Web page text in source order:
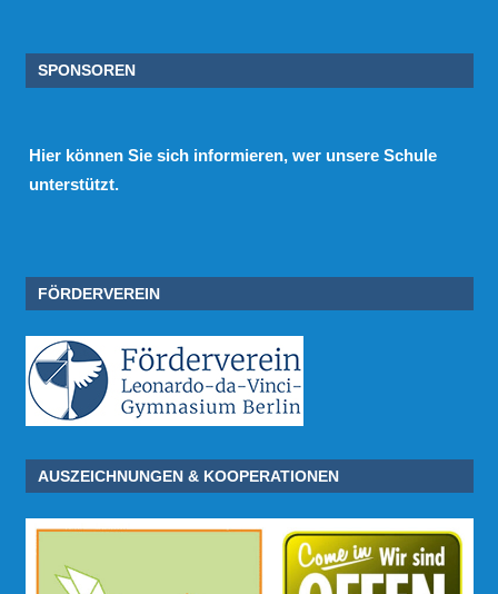
SPONSOREN
Hier können Sie sich informieren, wer unsere Schule
unterstützt.
FÖRDERVEREIN
AUSZEICHNUNGEN & KOOPERATIONEN